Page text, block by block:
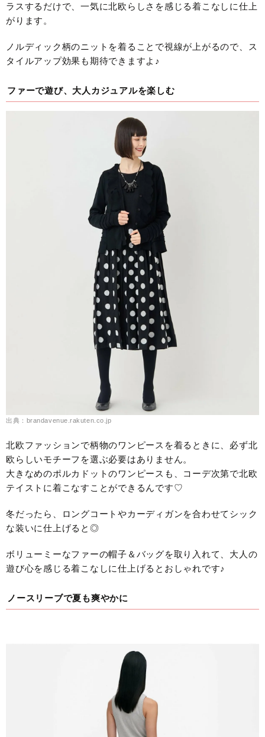
ラスするだけで、一気に北欧らしさを感じる着こなしに仕上
がります。
ノルディック柄のニットを着ることで視線が上がるので、ス
タイルアップ効果も期待できますよ♪
ファーで遊び、大人カジュアルを楽しむ
出典：brandavenue.rakuten.co.jp
北欧ファッションで柄物のワンピースを着るときに、必ず北
欧らしいモチーフを選ぶ必要はありません。
大きなめのポルカドットのワンピースも、コーデ次第で北欧
テイストに着こなすことができるんです♡
冬だったら、ロングコートやカーディガンを合わせてシック
な装いに仕上げると◎
ボリューミーなファーの帽子＆バッグを取り入れて、大人の
遊び心を感じる着こなしに仕上げるとおしゃれです♪
ノースリーブで夏も爽やかに